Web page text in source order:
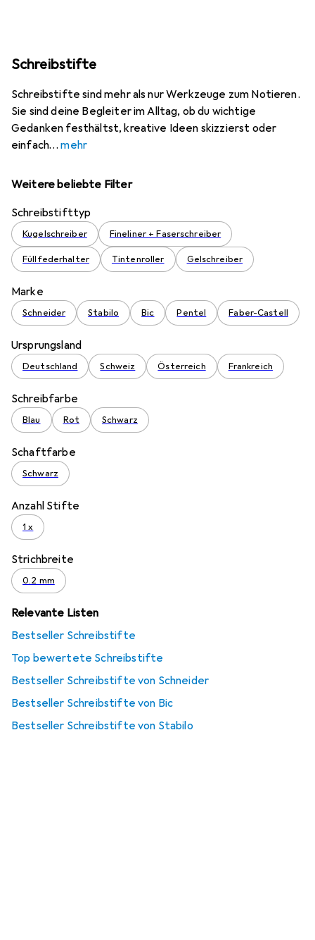
Schreibstifte
Schreibstifte sind mehr als nur Werkzeuge zum Notieren.
Sie sind deine Begleiter im Alltag, ob du wichtige
Gedanken festhältst, kreative Ideen skizzierst oder
einfach
mehr
Weitere beliebte Filter
Schreibstifttyp
Kugelschreiber Fineliner + Faserschreiber
Füllfederhalter Tintenroller Gelschreiber
Marke
Schneider Stabilo Bic Pentel Faber-Castell
Ursprungsland
Deutschland Schweiz Österreich Frankreich
Schreibfarbe
Blau Rot Schwarz
Schaftfarbe
Schwarz
Anzahl Stifte
1 x
Strichbreite
0.2 mm
Relevante Listen
Bestseller Schreibstifte
Top bewertete Schreibstifte
Bestseller Schreibstifte von Schneider
Bestseller Schreibstifte von Bic
Bestseller Schreibstifte von Stabilo